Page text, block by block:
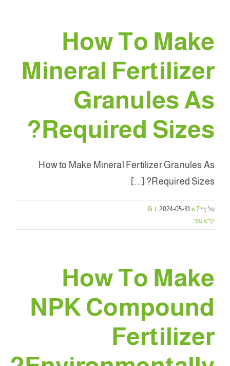
How To Make
Mineral Fertilizer
Granules As
Required Sizes
?
How to Make Mineral Fertilizer Granules As
Required Sizes
? [...]
עַל יְדֵי7או8i | 2024-05-31
קרא עוד
How To Make
NPK Compound
Fertilizer